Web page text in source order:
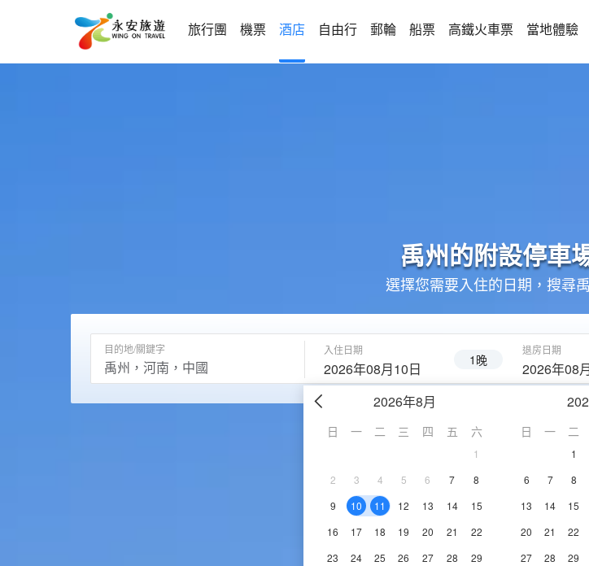
旅行團 機票 酒店 自由行 郵輪 船票 高鐵火車票 當地體驗
禹州的附設停車
選擇您需要入住的日期，搜尋
目的地/關鍵字 入住日期
2026年08月10日 1晚
退房日期
2026年08
2026年8月
日 一 二 三 四 五 六
1
2
3 4 5 6 7
8
9
10 11 12 13 14
15
16
17 18 19 20 21
22
23
24 25 26 27 28
29
日 一 二
1
6
7 8
13
14 15
20
21 22
27
28 29